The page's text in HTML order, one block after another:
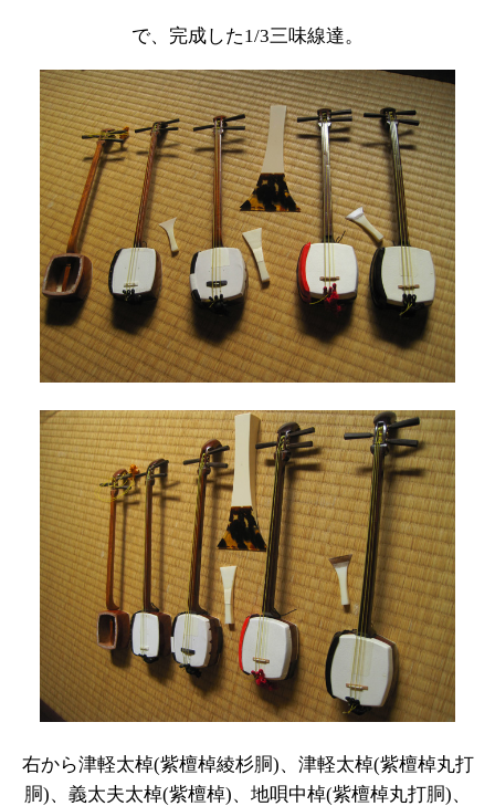
で、完成した1/3三味線達。
右から津軽太棹(紫檀棹綾杉胴)、津軽太棹(紫檀棹丸打
胴)、義太夫太棹(紫檀棹)、地唄中棹(紫檀棹丸打胴)、